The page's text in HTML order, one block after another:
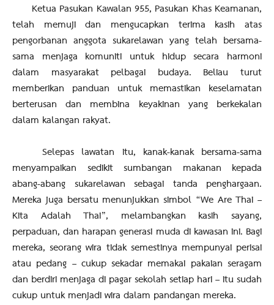
Ketua Pasukan Kawalan 955, Pasukan Khas Keamanan,
telah memuji dan mengucapkan terima kasih atas
pengorbanan anggota sukarelawan yang telah bersama-
sama menjaga komuniti untuk hidup secara harmoni
dalam masyarakat pelbagai budaya. Beliau turut
memberikan panduan untuk memastikan keselamatan
berterusan dan membina keyakinan yang berkekalan
dalam kalangan rakyat.
Selepas lawatan itu, kanak-kanak bersama-sama
menyampaikan sedikit sumbangan makanan kepada
abang-abang sukarelawan sebagai tanda penghargaan.
Mereka juga bersatu menunjukkan simbol “We Are Thai –
Kita Adalah Thai”, melambangkan kasih sayang,
perpaduan, dan harapan generasi muda di kawasan ini. Bagi
mereka, seorang wira tidak semestinya mempunyai perisai
atau pedang – cukup sekadar memakai pakaian seragam
dan berdiri menjaga di pagar sekolah setiap hari – itu sudah
cukup untuk menjadi wira dalam pandangan mereka.